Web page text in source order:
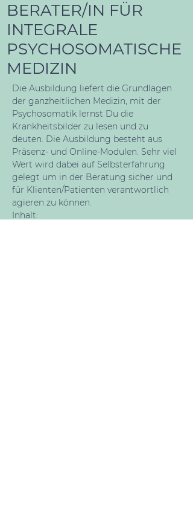
BERATER/IN FÜR
INTEGRALE
PSYCHOSOMATISCHE
MEDIZIN
Die Ausbildung liefert die Grundlagen
der ganzheitlichen Medizin, mit der
Psychosomatik lernst Du die
Krankheitsbilder zu lesen und zu
deuten. Die Ausbildung besteht aus
Präsenz- und Online-Modulen. Sehr viel
Wert wird dabei auf Selbsterfahrung
gelegt um in der Beratung sicher und
für Klienten/Patienten verantwortlich
agieren zu können.
Inhalt: